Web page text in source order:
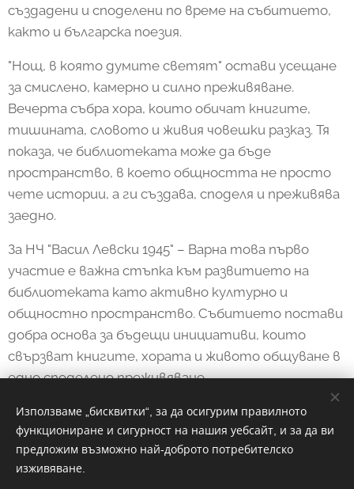
създадени и споделени по време на събитието,
както и българска поезия.
"Нощ, в която думите светят" остави усещане
за смислено, камерно и силно преживяване.
Вечерта събра хора, които обичат книгите,
тишината, словото и живия човешки разказ. Тя
показа, че библиотеката може да бъде
пространство, в което общността не просто
чете истории, а ги създава, споделя и преживява
заедно.
За НЧ "Васил Левски 1945" – Варна това първо
участие е важна стъпка към развитието на
библиотеката като активно културно и
общностно пространство. Събитието постави
добра основа за бъдещи инициативи, които
свързват книгите, хората и живото общуване в
едно споделено преживяване.
Share
Използваме „бисквитки“, за да осигурим правилното
функциониране и сигурност на нашия уебсайт, и за да ви
предложим възможно най-доброто потребителско
изживяване.